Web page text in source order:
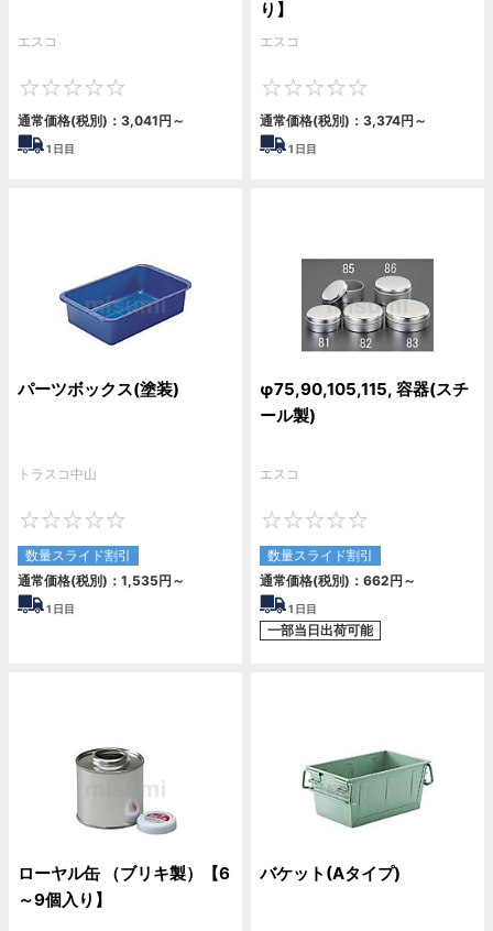
エスコ
通常価格(税別)： 3,041円 ～
1 日目
り】
エスコ
通常価格(税別)： 3,374円 ～
1 日目
パーツボックス(塗装)
トラスコ中山
数量スライド割引
通常価格(税別)： 1,535円 ～
1 日目
φ75,90,105,115, 容器(スチ
ール製)
エスコ
数量スライド割引
通常価格(税別)： 662円 ～
1 日目
一部当日出荷可能
ローヤル缶 （ブリキ製）【6
～9個入り】
バケット(Aタイプ)